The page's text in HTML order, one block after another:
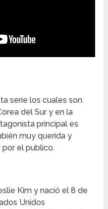
serie los cuales son
del Sur y en la
principal es
muy querida y
el publico.
Kim y nació el 8 de
Unidos